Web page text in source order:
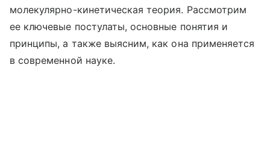
молекулярно-кинетическая теория. Рассмотрим
ее ключевые постулаты, основные понятия и
принципы, а также выясним, как она применяется
в современной науке.